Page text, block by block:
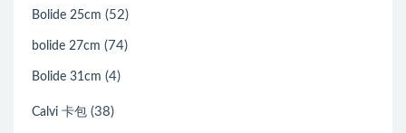
Bolide 25cm (52)
bolide 27cm (74)
Bolide 31cm (4)
Calvi 卡包 (38)